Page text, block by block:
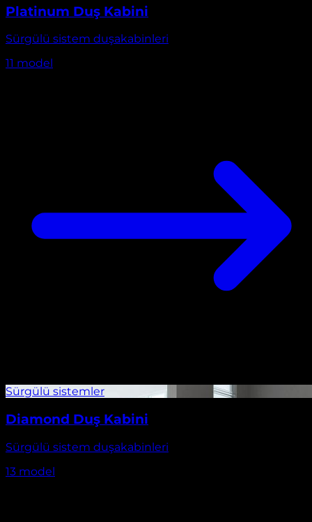
Platinum Duş Kabini
Sürgülü sistem duşakabinleri
11 model
Diamond Duş Kabini
Sürgülü sistem duşakabinleri
13 model